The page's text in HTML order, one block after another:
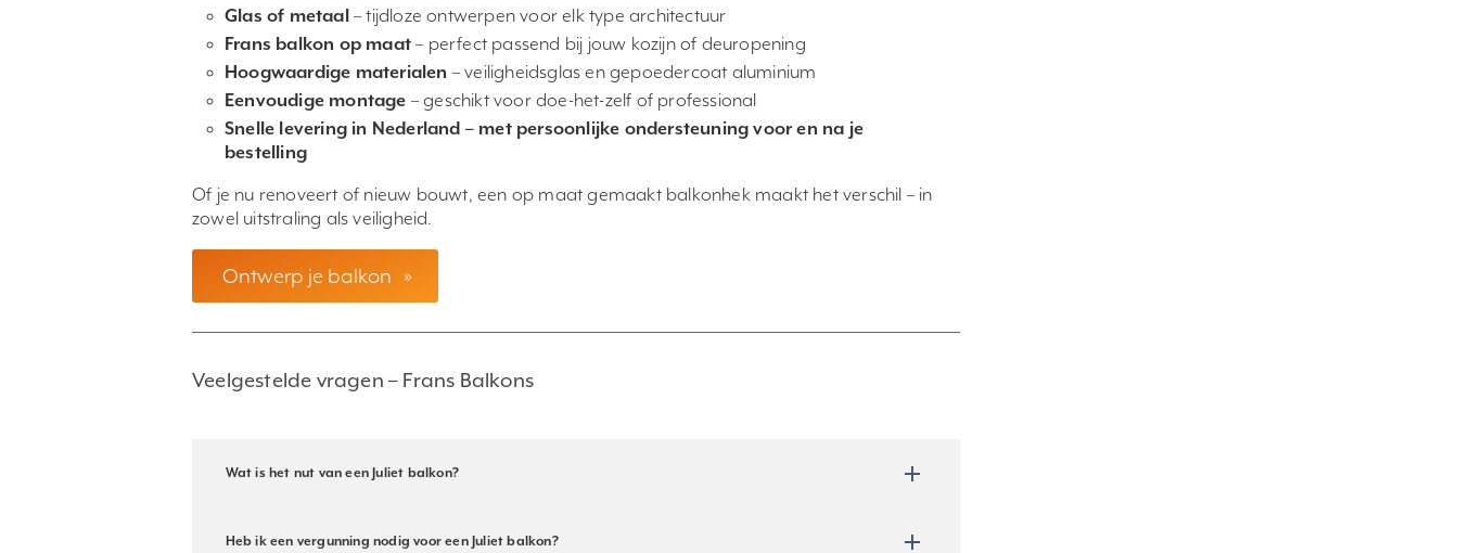
Glas of metaal – tijdloze ontwerpen voor elk type architectuur
Frans balkon op maat – perfect passend bij jouw kozijn of deuropening
Hoogwaardige materialen – veiligheidsglas en gepoedercoat aluminium
Eenvoudige montage – geschikt voor doe-het-zelf of professional
Snelle levering in Nederland – met persoonlijke ondersteuning voor en na je
bestelling
Of je nu renoveert of nieuw bouwt, een op maat gemaakt balkonhek maakt het verschil – in
zowel uitstraling als veiligheid.
Ontwerp je balkon »
Veelgestelde vragen – Frans Balkons
Wat is het nut van een Juliet balkon?
Heb ik een vergunning nodig voor een Juliet balkon?